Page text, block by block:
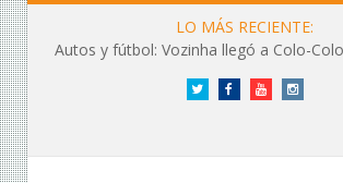
LO MÁS RECIENTE:
Twitter FacebookYouTubeInstagram